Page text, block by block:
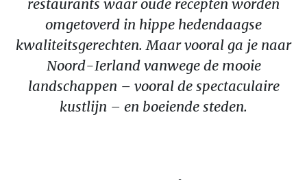
restaurants waar oude recepten worden
omgetoverd in hippe hedendaagse
kwaliteitsgerechten. Maar vooral ga je naar
Noord-Ierland vanwege de mooie
landschappen – vooral de spectaculaire
kustlijn – en boeiende steden.